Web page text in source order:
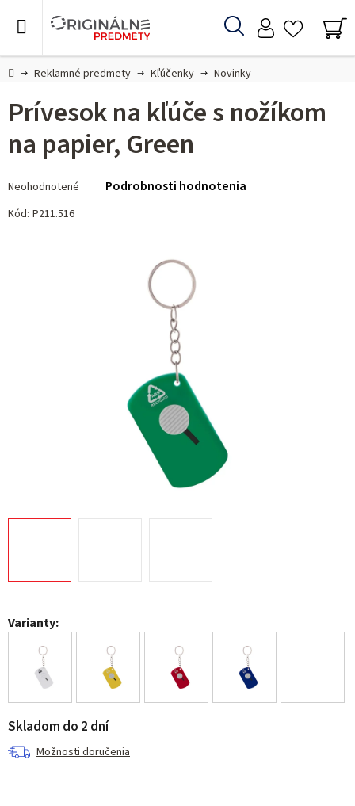
Hľadať
DomovReklamné predmety Kľúčenky Novinky
Varianty:
Skladom do 2 dní
Možnosti doručenia
Prívesok na kľúče s nožíkom
na papier, Green
hodnotenie
produktu
Neohodnotené Podrobnosti hodnotenia
Kód: P211.516